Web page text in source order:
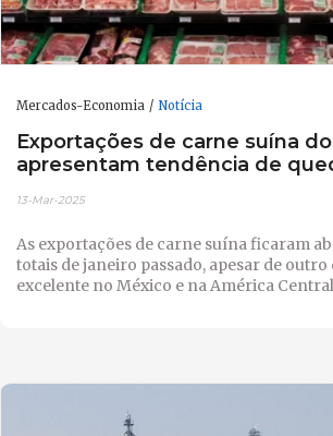
Mercados-Economia Notícia
Exportações de carne suína
apresentam tendência de
13-Mar-2025
As exportações de carne suína ficaram
totais de janeiro passado, apesar de
excelente no México e na América